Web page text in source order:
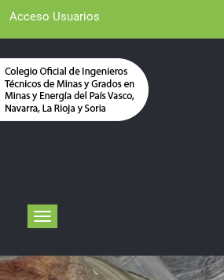
Acceso Usuarios
Toggle navigation